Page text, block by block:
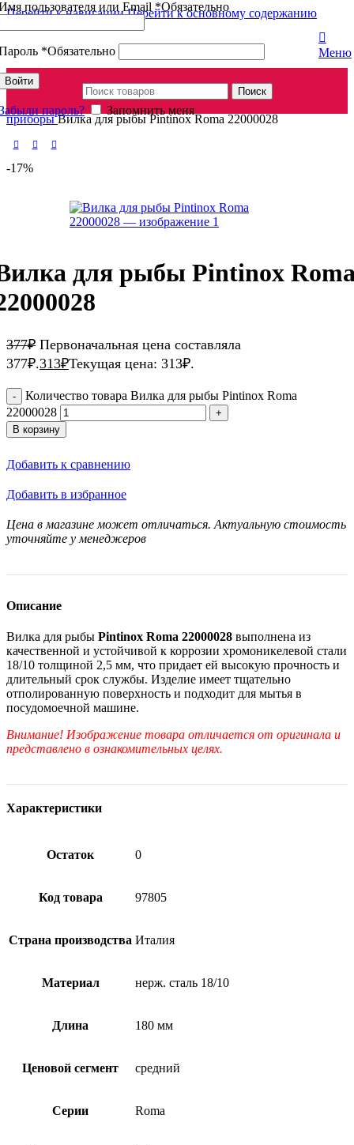
Перейти к навигацииПерейти к основному содержанию
пользователя или Email *Обязательно
*Обязательно
Войти
пароль? Запомнить меня
Меню
Поиск
Главная Посуда и инвентарь
приборыВилка для рыбы Pintinox Roma 22000028
-17%
для рыбы Pintinox
377₽ Первоначальная цена составляла
377₽.313₽Текущая цена: 313₽.
Количество товара Вилка для рыбы Pintinox Roma
22000028
В корзину
Добавить к сравнению
Добавить в избранное
Цена в магазине может отличаться. Актуальную стоимость
уточняйте у менеджеров
Описание
Вилка для рыбы Pintinox Roma 22000028 выполнена из
качественной и устойчивой к коррозии хромоникелевой стали
18/10 толщиной 2,5 мм, что придает ей высокую прочность и
длительный срок службы. Изделие имеет тщательно
отполированную поверхность и подходит для мытья в
посудомоечной машине.
Внимание! Изображение товара отличается от оригинала и
представлено в ознакомительных целях.
Характеристики
Остаток 0
Код товара 97805
Страна производства Италия
Материал нерж. сталь 18/10
Длина 180 мм
Ценовой сегмент средний
Серии Roma